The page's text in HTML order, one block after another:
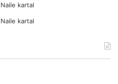
Naile kartal
Naile kartal